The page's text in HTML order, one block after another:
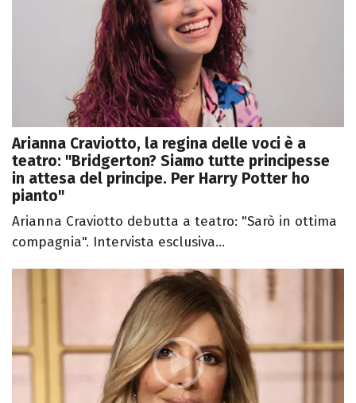
Arianna Craviotto, la regina delle voci è a
teatro: "Bridgerton? Siamo tutte principesse
in attesa del principe. Per Harry Potter ho
pianto"
Arianna Craviotto debutta a teatro: "Sarò in ottima
compagnia". Intervista esclusiva...